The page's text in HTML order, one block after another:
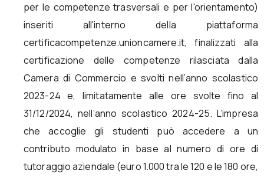
per le competenze trasversali e per l'orientamento)
inseriti all'interno della piattaforma
certificacompetenze.unioncamere.it, finalizzati alla
certificazione delle competenze rilasciata dalla
Camera di Commercio e svolti nell’anno scolastico
2023-24 e, limitatamente alle ore svolte fino al
31/12/2024, nell’anno scolastico 2024-25. L’impresa
che accoglie gli studenti può accedere a un
contributo modulato in base al numero di ore di
tutoraggio aziendale (euro 1.000 tra le 120 e le 180 ore,